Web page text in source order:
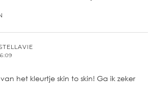
het kleurtje skin to skin! Ga ik zeker